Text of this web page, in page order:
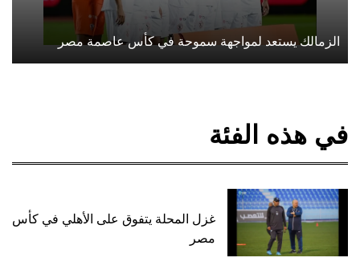
الزمالك يستعد لمواجهة سموحة في كأس عاصمة مصر
في هذه الفئة
غزل المحلة يتفوق على الأهلي في كأس
مصر